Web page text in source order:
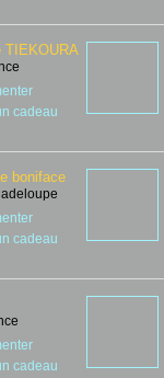
TIEKOURA
cadeau
boniface
cadeau
cadeau